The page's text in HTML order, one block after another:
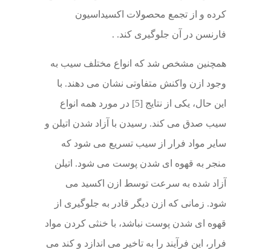
کرده و از تجمع محصولات اکسیداسیون
فارنسن در آن جلوگیری کند. .
همچنین مشخص شد که انواع مختلف سیب به
وجود ازن واکنش متفاوتی نشان می دهند. با
این حال، یکی از نتایج [5] در مورد همه انواع
سیب صدق می کند. رسیدن با آزاد شدن اتیلن و
سایر مواد فرار از سیب تسریع می شود که
منجر به قهوه ای شدن پوست می شود. اتیلن
آزاد شده به سرعت توسط ازن اکسید می
شود. زمانی که ازن دیگر قادر به جلوگیری از
قهوه ای شدن پوست نباشد، با خنثی کردن مواد
فرار، این فرآیند را به تاخیر می اندازد و کند می